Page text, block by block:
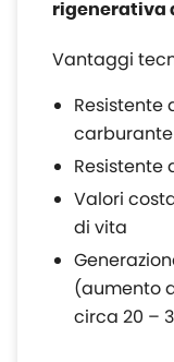
rigenerativa
Vantaggi
Resistente
carburante
Resistente
Valori
di vita
(aumento
circa 20 –